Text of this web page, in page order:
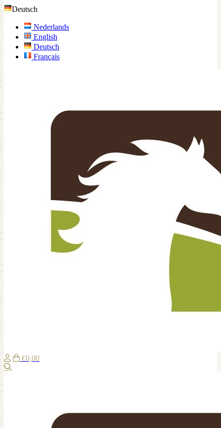
Deutsch
Nederlands
English
Deutsch
Français
€0,00